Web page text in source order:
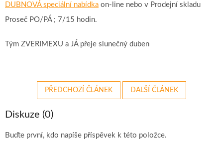
DUBNOVÁ speciální nabídka on-line nebo v Prodejní skladu
Proseč PO/PÁ ; 7/15 hodin.
Tým ZVERIMEXU a JÁ přeje slunečný duben
PŘEDCHOZÍ ČLÁNEK DALŠÍ ČLÁNEK
Diskuze (0)
Buďte první, kdo napíše příspěvek k této položce.